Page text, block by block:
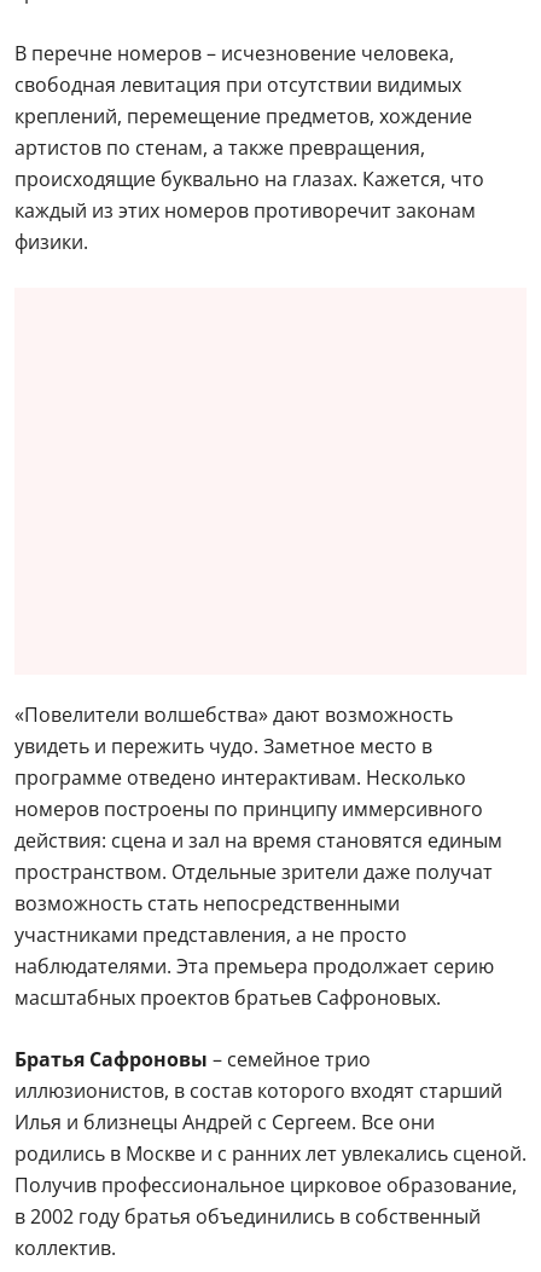
В перечне номеров – исчезновение человека,
свободная левитация при отсутствии видимых
креплений, перемещение предметов, хождение
артистов по стенам, а также превращения,
происходящие буквально на глазах. Кажется, что
каждый из этих номеров противоречит законам
физики.
«Повелители волшебства» дают возможность
увидеть и пережить чудо. Заметное место в
программе отведено интерактивам. Несколько
номеров построены по принципу иммерсивного
действия: сцена и зал на время становятся единым
пространством. Отдельные зрители даже получат
возможность стать непосредственными
участниками представления, а не просто
наблюдателями. Эта премьера продолжает серию
масштабных проектов братьев Сафроновых.
Братья Сафроновы – семейное трио
иллюзионистов, в состав которого входят старший
Илья и близнецы Андрей с Сергеем. Все они
родились в Москве и с ранних лет увлекались сценой.
Получив профессиональное цирковое образование,
в 2002 году братья объединились в собственный
коллектив.